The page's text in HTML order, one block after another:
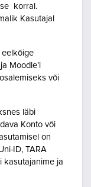
korral.
Kasutajal
eelkõige
Moodle’i
või
läbi
Konto või
on
ID, TARA
kasutajanime ja